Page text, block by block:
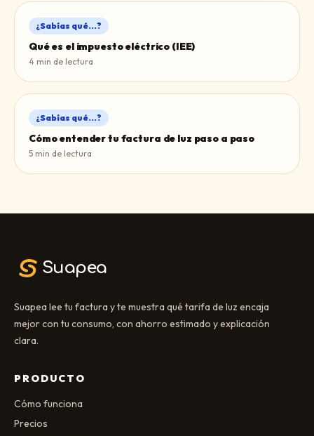
¿Sabías qué...?
Qué es el impuesto eléctrico (IEE)
4 min de lectura
¿Sabías qué...?
Cómo entender tu factura de luz paso a paso
5 min de lectura
Suapea
Suapea lee tu factura y te muestra qué tarifa de luz encaja
mejor con tu consumo, con ahorro estimado y explicación
clara.
PRODUCTO
Cómo funciona
Precios